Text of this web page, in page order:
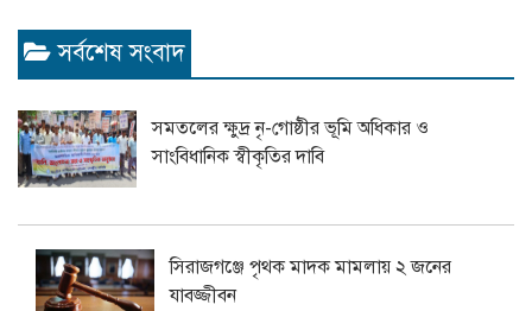
সর্বশেষ সংবাদ
সমতলের ক্ষুদ্র নৃ-গোষ্ঠীর ভূমি অধিকার ও
সাংবিধানিক স্বীকৃতির দাবি
সিরাজগঞ্জে পৃথক মাদক মামলায় ২ জনের
যাবজ্জীবন